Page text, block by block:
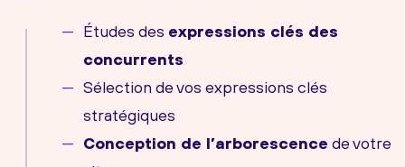
Études des expressions clés des
concurrents
Sélection de vos expressions clés
stratégiques
Conception de l’arborescence de votre